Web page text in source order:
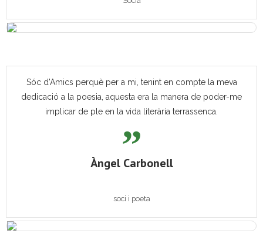
Sóc d'Amics perquè per a mi, tenint en compte la meva
dedicació a la poesia, aquesta era la manera de poder-me
implicar de ple en la vida literària terrassenca.
Àngel Carbonell
soci i poeta